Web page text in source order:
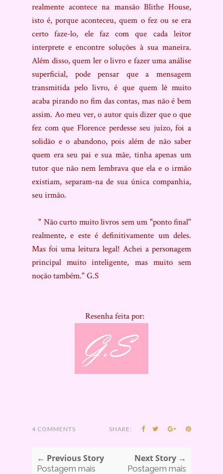
realmente acontece na mansão Blithe House,
isto é, porque aconteceu, quem o fez ou se era
certo faze-lo, ele faz com que cada leitor
interprete e encontre soluções à sua maneira.
Além disso, quem ler o livro e fazer uma análise
superficial, pode pensar que a mensagem
transmitida pelo livro, é que quem lê muito
acaba pirando no fim das contas, mas não é bem
assim. Ao meu ver, o autor quis dizer que o que
fez com que Florence perdesse seu juízo, foi a
solidão e o abandono, pois além de não saber
quem era seu pai e sua mãe, tinha apenas um
tutor que não nem lembrava que ela e o irmão
existiam, separam-na de sua única companhia,
seu irmão.
" Não curto muito livros sem um "ponto final"
realmente, e este é definitivamente um deles.
Mas foi uma leitura legal! Achei a personagem
principal muito inteligente, mas muito sem
noção também." G.S
Resenha feita por:
4 COMMENTS SHARE:
← Previous Story
Postagem mais
Next Story →
Postagem mais